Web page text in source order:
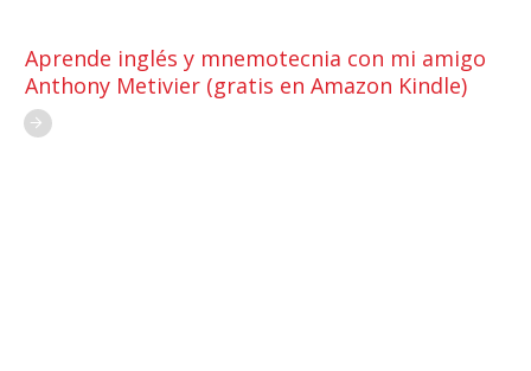
Aprende inglés y mnemotecnia con mi amigo
Anthony Metivier (gratis en Amazon Kindle)